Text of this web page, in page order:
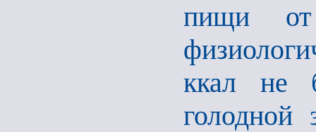
пищи
ккал не